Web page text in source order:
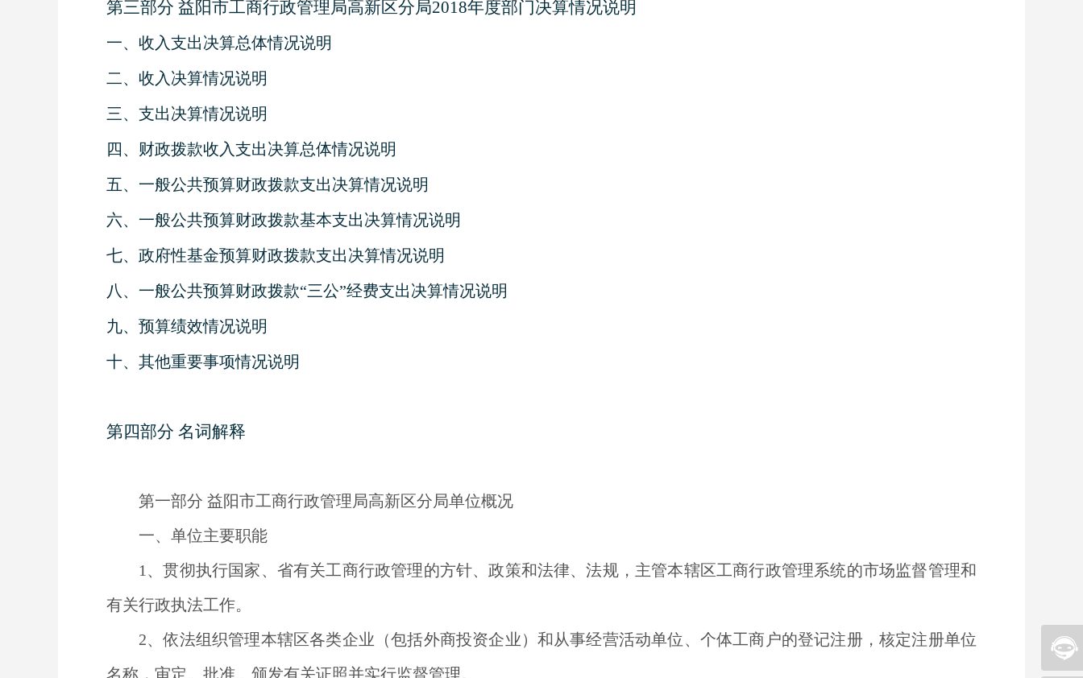
第三部分 益阳市工商行政管理局高新区分局2018年度部门决算情况说明
一、收入支出决算总体情况说明
二、收入决算情况说明
三、支出决算情况说明
四、财政拨款收入支出决算总体情况说明
五、一般公共预算财政拨款支出决算情况说明
六、一般公共预算财政拨款基本支出决算情况说明
七、政府性基金预算财政拨款支出决算情况说明
八、一般公共预算财政拨款“三公”经费支出决算情况说明
九、预算绩效情况说明
十、其他重要事项情况说明
第四部分 名词解释
第一部分 益阳市工商行政管理局高新区分局单位概况
一、单位主要职能
1 、贯彻执行国家、省有关工商行政管理的方针、政策和法律、法规，主管本辖区工商行政管理系统的市场监督管理和
有关行政执法工作。
2、依法组织管理本辖区各类企业（包括外商投资企业）和从事经营活动单位、个体工商户的登记注册，核定注册单位
名称，审定、批准、颁发有关证照并实行监督管理。